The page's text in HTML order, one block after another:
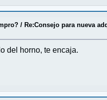
/ Re:Consejo para nueva
del horno, te encaja.